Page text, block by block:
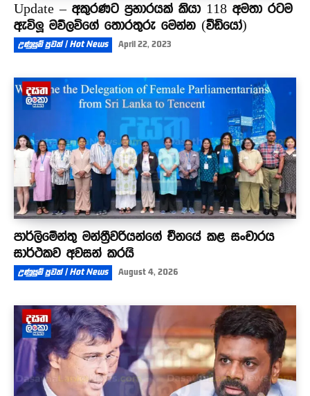
Update – අකුරණට ප්‍රහාරයක් කියා 118 අමතා රටම
ඇවිලූ මව්ලවිගේ තොරතුරු මෙන්න (වීඩියෝ)
උණුසුම් පුවත් | Hot News April 22, 2023
පාර්ලිමේන්තු මන්ත්‍රීවරියන්ගේ චීනයේ කළ සංචාරය
සාර්ථකව අවසන් කරයි
උණුසුම් පුවත් | Hot News August 4, 2026